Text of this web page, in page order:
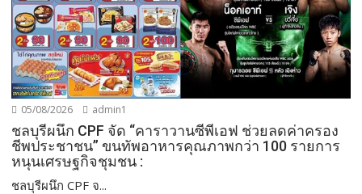
05/08/2026 admin1
ชลบุรีผนึก CPF จัด “คาราวานซีพีเอฟ ช่วยลดค่าครอง
ชีพประชาชน” ขนทัพอาหารคุณภาพกว่า 100 รายการ
หนุนเศรษฐกิจชุมชน :
ชลบุรีผนึก CPF จ...